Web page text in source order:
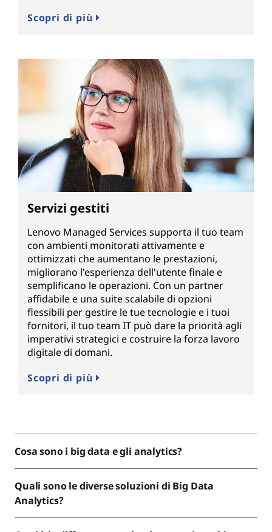
Scopri di più
Servizi gestiti
Lenovo Managed Services supporta il tuo team
con ambienti monitorati attivamente e
ottimizzati che aumentano le prestazioni,
migliorano l'esperienza dell'utente finale e
semplificano le operazioni. Con un partner
affidabile e una suite scalabile di opzioni
flessibili per gestire le tue tecnologie e i tuoi
fornitori, il tuo team IT può dare la priorità agli
imperativi strategici e costruire la forza lavoro
digitale di domani.
Scopri di più
Cosa sono i big data e gli analytics?
Quali sono le diverse soluzioni di Big Data
Analytics?